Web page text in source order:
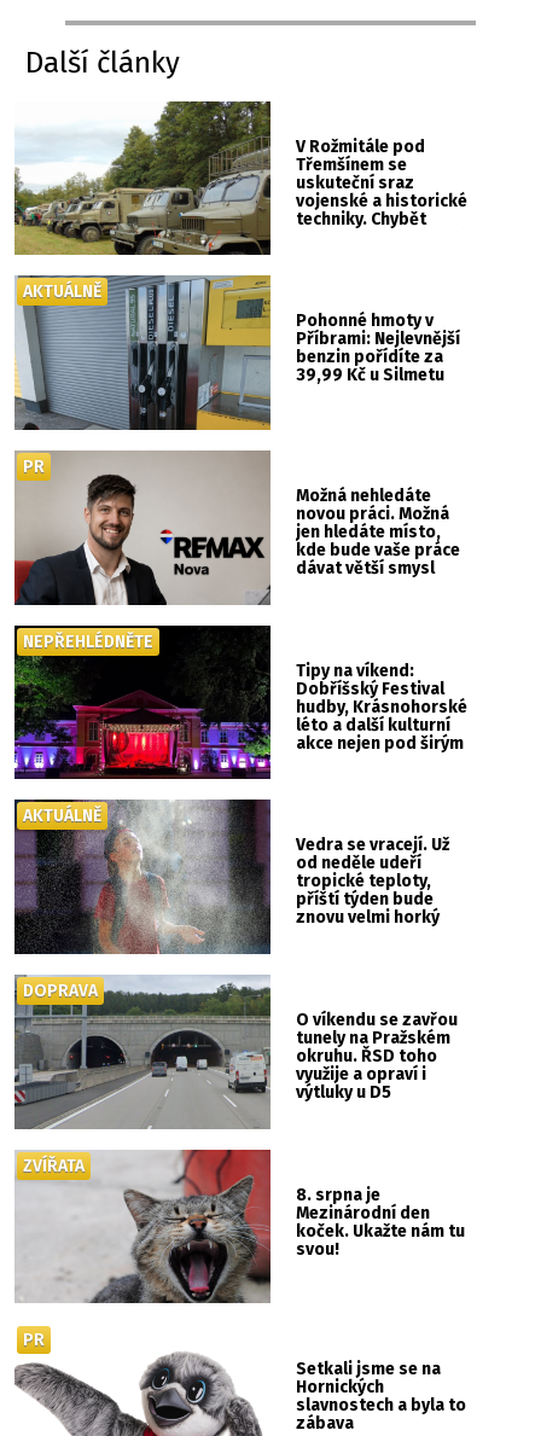
Další články
V Rožmitále pod
Třemšínem se
uskuteční sraz
vojenské a historické
techniky. Chybět
Pohonné hmoty v
Příbrami: Nejlevnější
benzin pořídíte za
39,99 Kč u Silmetu
AKTUÁLNĚ
Možná nehledáte
novou práci. Možná
jen hledáte místo,
kde bude vaše práce
dávat větší smysl
PR
Tipy na víkend:
Dobříšský Festival
hudby, Krásnohorské
léto a další kulturní
akce nejen pod širým
NEPŘEHLÉDNĚTE
Vedra se vracejí. Už
od neděle udeří
tropické teploty,
příští týden bude
znovu velmi horký
AKTUÁLNĚ
O víkendu se zavřou
tunely na Pražském
okruhu. ŘSD toho
využije a opraví i
výtluky u D5
DOPRAVA
8. srpna je
Mezinárodní den
koček. Ukažte nám tu
svou!
ZVÍŘATA
Setkali jsme se na
Hornických
slavnostech a byla to
zábava
PR